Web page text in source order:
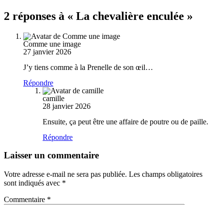
2 réponses à « La chevalière enculée »
Comme une image
27 janvier 2026
J’y tiens comme à la Prenelle de son œil…
Répondre
camille
28 janvier 2026
Ensuite, ça peut être une affaire de poutre ou de paille.
Répondre
Laisser un commentaire
Votre adresse e-mail ne sera pas publiée. Les champs obligatoires
sont indiqués avec *
Commentaire *